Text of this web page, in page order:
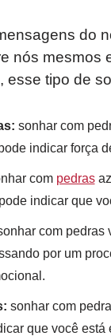
do
nós mesmos
esse tipo de
sonhar com
indicar força
com pedras
indicar que
com pedras
por um
sonhar com
que você